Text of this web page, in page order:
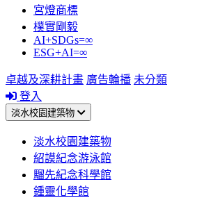
宮燈商標
樸實剛毅
AI+SDGs=∞
ESG+AI=∞
卓越及深耕計畫 廣告輪播 未分類
登入
淡水校園建築物
淡水校園建築物
紹謨紀念游泳館
騮先紀念科學館
鍾靈化學館